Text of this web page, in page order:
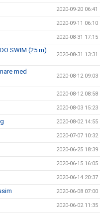
2020-09-20 06:41
2020-09-11 06:10
2020-08-31 17:15
SWIM (25 m)
2020-08-31 13:31
med
2020-08-12 09:03
2020-08-12 08:58
2020-08-03 15:23
2020-08-02 14:55
2020-07-07 10:32
2020-06-25 18:39
2020-06-15 16:05
2020-06-14 20:37
2020-06-08 07:00
2020-06-02 11:35